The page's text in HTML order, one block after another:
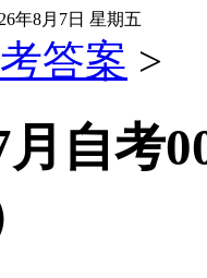
年8月7日 星期五
答案 >
自考